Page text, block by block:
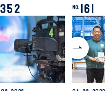
352 No. 161